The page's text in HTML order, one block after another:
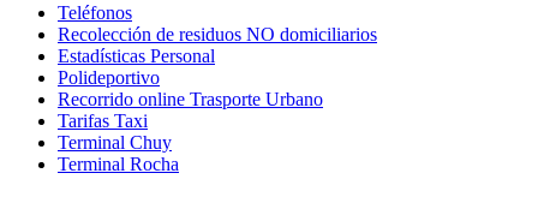
Teléfonos
Recolección de residuos NO domiciliarios
Estadísticas Personal
Polideportivo
Recorrido online Trasporte Urbano
Tarifas Taxi
Terminal Chuy
Terminal Rocha